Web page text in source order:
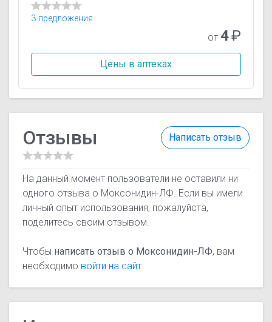
3 предложения
от 4₽
Цены в аптеках
Написать отзыв
Отзывы
На данный момент пользователи не оставили ни
одного отзыва о Моксонидин-ЛФ. Если вы имели
личный опыт использования, пожалуйста,
поделитесь своим отзывом.
Чтобы написать отзыв о Моксонидин-ЛФ, вам
необходимо войти на сайт